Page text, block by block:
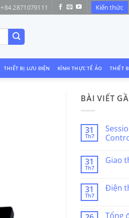
+84 2871079111 Kiến thức
THIẾT BỊ LƯU ĐIỆN KÍNH THỰC TẾ ẢO THIẾT
BÀI VIẾT
31
Th7
bình
Border
Controller
31
Th7
Giao
bình
luận
SIP
31
Th7
Điện
bình
Tổng